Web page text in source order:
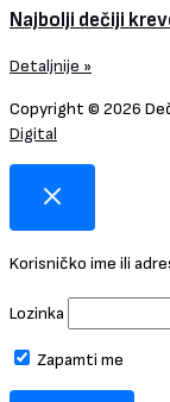
Najbolji dečiji
Detaljnije »
Copyright © 2026
Digital
Korisničko ime ili
Lozinka
Zapamti me